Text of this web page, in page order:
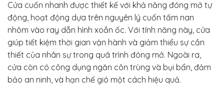
Cửa cuốn nhanh được thiết kế với khả năng đóng mở tự
động, hoạt động dựa trên nguyên lý cuốn tấm nan
nhôm vào ray dẫn hình xoắn ốc. Với tính năng này, cửa
giúp tiết kiệm thời gian vận hành và giảm thiểu sự cần
thiết của nhân sự trong quá trình đóng mở. Ngoài ra,
cửa còn có công dụng ngăn côn trùng và bụi bẩn, đảm
bảo an ninh, và hạn chế gió một cách hiệu quả.